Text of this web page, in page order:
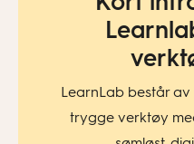
LearnLab består
trygge verktøy